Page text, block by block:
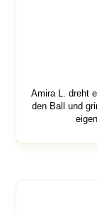
Amira L. dreht
den Ball und